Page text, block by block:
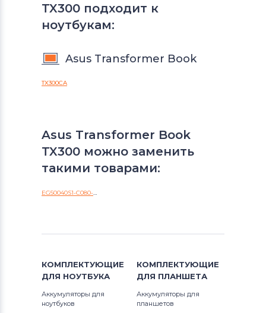
TX300 подходит к
ноутбукам:
Asus Transformer Book
TX300CA
Asus Transformer Book
TX300 можно заменить
такими товарами:
EG50040S1-C080-S9A
КОМПЛЕКТУЮЩИЕ
ДЛЯ НОУТБУКА
Аккумуляторы для
ноутбуков
КОМПЛЕКТУЮЩИЕ
ДЛЯ ПЛАНШЕТА
Аккумуляторы для
планшетов